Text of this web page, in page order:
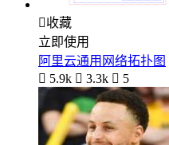
收藏
立即使用
阿里云通用网络拓扑图
 5.9k  3.3k  5